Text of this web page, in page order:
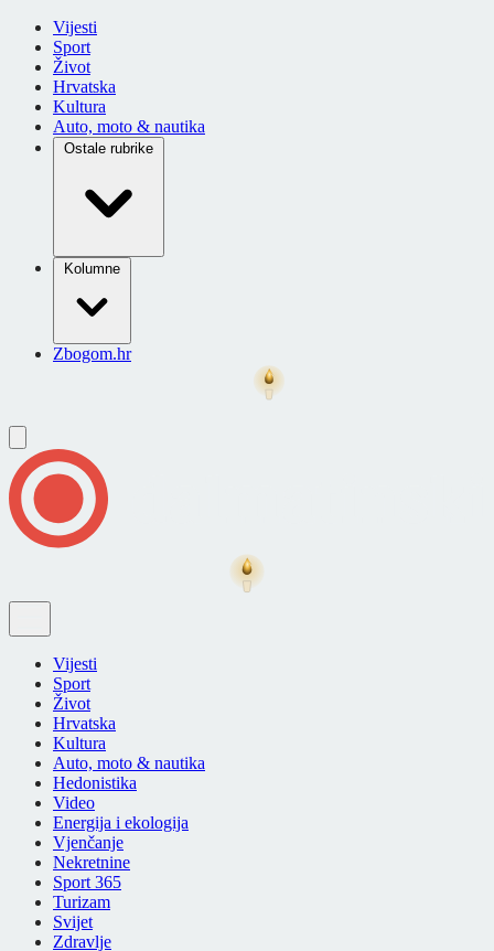
Vijesti
Sport
Život
Hrvatska
Kultura
Auto, moto & nautika
Ostale rubrike
Kolumne
Zbogom.hr
Vijesti
Sport
Život
Hrvatska
Kultura
Auto, moto & nautika
Hedonistika
Video
Energija i ekologija
Vjenčanje
Nekretnine
Sport 365
Turizam
Svijet
Zdravlje